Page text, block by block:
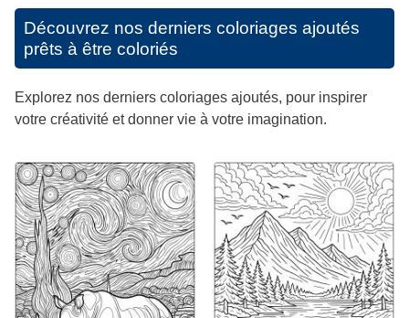
Découvrez nos derniers coloriages ajoutés
prêts à être coloriés
Explorez nos derniers coloriages ajoutés, pour inspirer
votre créativité et donner vie à votre imagination.